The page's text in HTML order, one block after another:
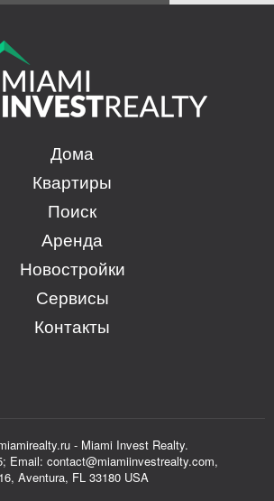
Дома
Квартиры
Поиск
Аренда
Новостройки
Сервисы
Контакты
- Miami Invest Realty.
Email: contact@miamiinvestrealty.com,
Aventura, FL 33180 USA